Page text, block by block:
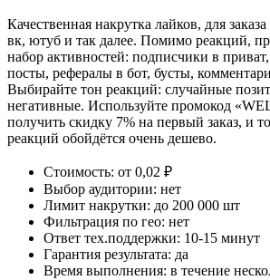
Качественная накрутка лайков, для
вк, ютуб и так далее. Помимо реакций,
набор активностей: подписчики в
посты, рефералы в бот, бусты,
Выбирайте тон реакций: случайные
негативные. Используйте промокод
получить скидку 7% на первый заказ, и
реакций обойдётся очень дешево.
Стоимость: от 0,02 ₽
Выбор аудитории: нет
Лимит накрутки: до 200 000 шт
Фильтрация по гео: нет
Ответ тех.поддержки: 10-15 минут
Гарантия результата: да
Время выполнения: в течение